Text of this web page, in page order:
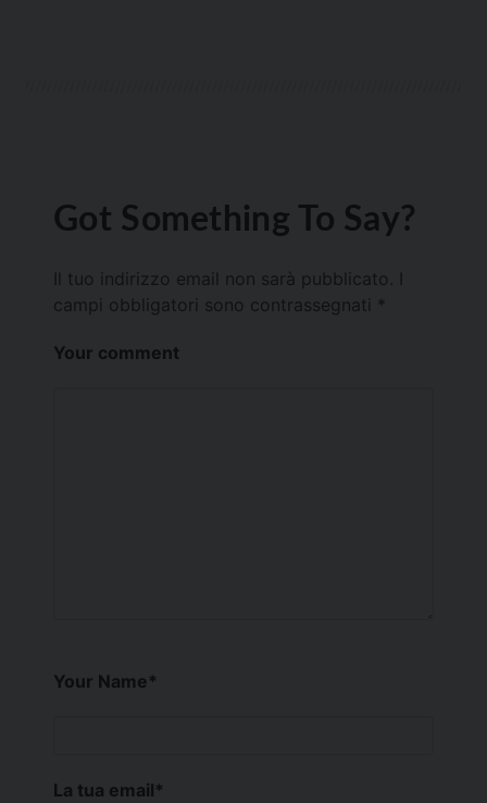
Got Something To Say?
Il tuo indirizzo email non sarà pubblicato.
campi obbligatori sono contrassegnati *
Your comment
Your Name*
La tua email*